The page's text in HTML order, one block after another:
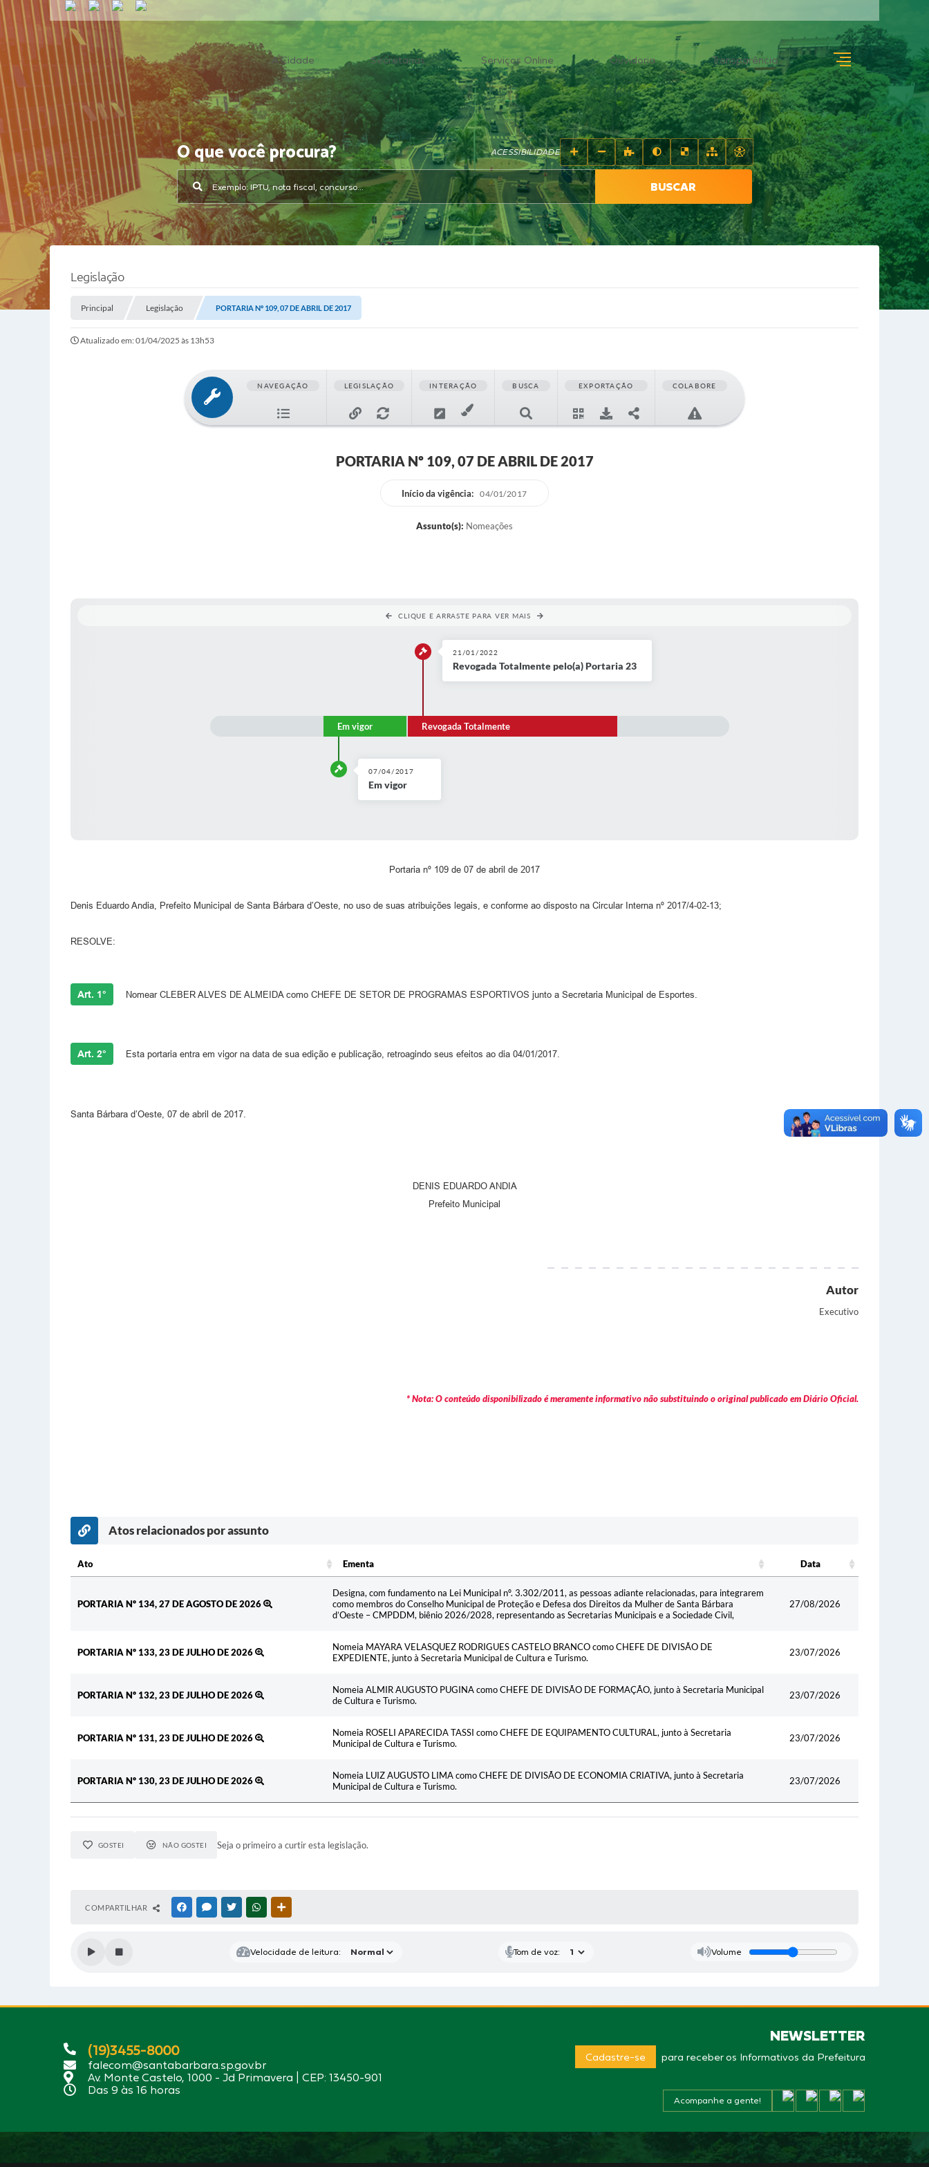
A Cidade Secretarias Serviços Online Ouvidoria Transparência
O que você procura?
BUSCAR
ACESSIBILIDADE
Legislação
Principal Legislação PORTARIA Nº 109, 07 DE ABRIL DE 2017
Atualizado em: 01/04/2025 às 13h53
NAVEGAÇÃO LEGISLAÇÃO INTERAÇÃO BUSCA EXPORTAÇÃO COLABORE
PORTARIA Nº 109, 07 DE ABRIL DE 2017
Início da vigência: 04/01/2017
Assunto(s): Nomeações
CLIQUE E ARRASTE PARA VER MAIS
Em vigor
07/04/2017
Em vigor
Revogada Totalmente
21/01/2022
Revogada Totalmente pelo(a) Portaria 23
Portaria nº 109 de 07 de abril de 2017
Denis Eduardo Andia, Prefeito Municipal de Santa Bárbara d’Oeste, no uso de suas atribuições legais, e conforme ao disposto na Circular Interna nº 2017/4-02-13;
RESOLVE:
Art. 1° Nomear CLEBER ALVES DE ALMEIDA como CHEFE DE SETOR DE PROGRAMAS ESPORTIVOS junto a Secretaria Municipal de Esportes.
Art. 2° Esta portaria entra em vigor na data de sua edição e publicação, retroagindo seus efeitos ao dia 04/01/2017.
Santa Bárbara d’Oeste, 07 de abril de 2017.
DENIS EDUARDO ANDIA
Prefeito Municipal
Autor
Executivo
* Nota: O conteúdo disponibilizado é meramente informativo não substituindo o original publicado em Diário Oficial.
Atos relacionados por assunto
Ato Ementa
Data
PORTARIA Nº 134, 27 DE AGOSTO DE 2026
Designa, com fundamento na Lei Municipal nº. 3.302/2011, as pessoas adiante relacionadas, para integrarem
como membros do Conselho Municipal de Proteção e Defesa dos Direitos da Mulher de Santa Bárbara
d’Oeste – CMPDDM, biênio 2026/2028, representando as Secretarias Municipais e a Sociedade Civil,
27/08/2026
PORTARIA Nº 133, 23 DE JULHO DE 2026
Nomeia MAYARA VELASQUEZ RODRIGUES CASTELO BRANCO como CHEFE DE DIVISÃO DE
EXPEDIENTE, junto à Secretaria Municipal de Cultura e Turismo.
23/07/2026
PORTARIA Nº 132, 23 DE JULHO DE 2026
Nomeia ALMIR AUGUSTO PUGINA como CHEFE DE DIVISÃO DE FORMAÇÃO, junto à Secretaria Municipal
de Cultura e Turismo.
23/07/2026
PORTARIA Nº 131, 23 DE JULHO DE 2026
Nomeia ROSELI APARECIDA TASSI como CHEFE DE EQUIPAMENTO CULTURAL, junto à Secretaria
Municipal de Cultura e Turismo.
23/07/2026
PORTARIA Nº 130, 23 DE JULHO DE 2026
Nomeia LUIZ AUGUSTO LIMA como CHEFE DE DIVISÃO DE ECONOMIA CRIATIVA, junto à Secretaria
Municipal de Cultura e Turismo.
23/07/2026
GOSTEI NÃO GOSTEI Seja o primeiro a curtir esta legislação.
COMPARTILHAR FACEBOOKMESSENGER
TWITTERWHATSAPP
Velocidade de leitura: Tom de voz: Volume
(19)3455-8000
falecom@santabarbara.sp.gov.br
Av. Monte Castelo, 1000 - Jd Primavera | CEP: 13450-901
Das 9 às 16 horas
NEWSLETTER
Cadastre-se para receber os Informativos da Prefeitura
Acompanhe a gente!